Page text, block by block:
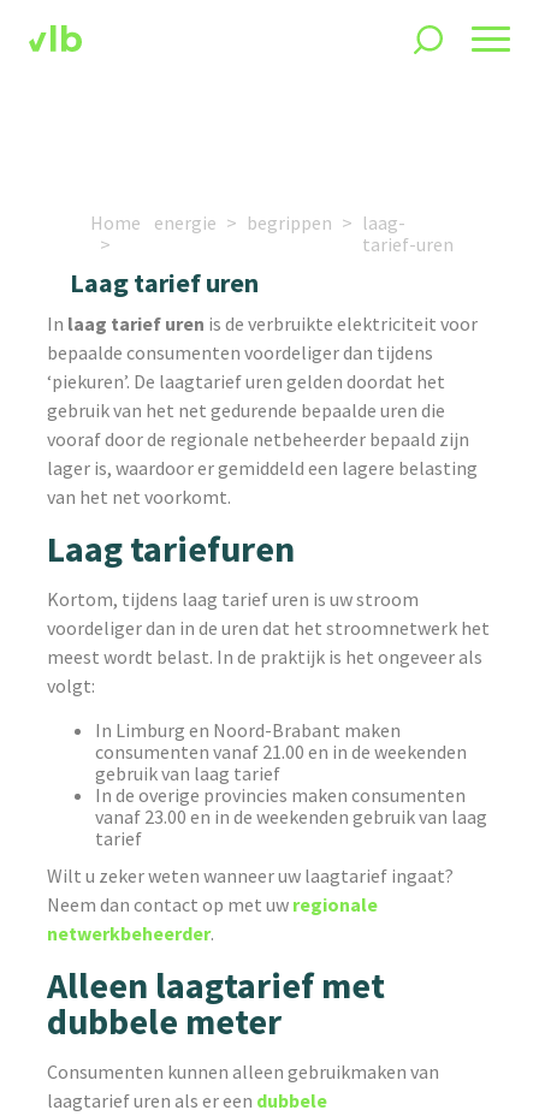
Home energie begrippen
laag-
tarief-uren
Laag tarief uren
In laag tarief uren is de verbruikte elektriciteit voor
bepaalde consumenten voordeliger dan tijdens
‘piekuren’. De laagtarief uren gelden doordat het
gebruik van het net gedurende bepaalde uren die
vooraf door de regionale netbeheerder bepaald zijn
lager is, waardoor er gemiddeld een lagere belasting
van het net voorkomt.
Laag tariefuren
Kortom, tijdens laag tarief uren is uw stroom
voordeliger dan in de uren dat het stroomnetwerk het
meest wordt belast. In de praktijk is het ongeveer als
volgt:
In Limburg en Noord-Brabant maken
consumenten vanaf 21.00 en in de weekenden
gebruik van laag tarief
In de overige provincies maken consumenten
vanaf 23.00 en in de weekenden gebruik van laag
tarief
Wilt u zeker weten wanneer uw laagtarief ingaat?
Neem dan contact op met uw regionale
netwerkbeheerder.
Alleen laagtarief met
dubbele meter
Consumenten kunnen alleen gebruikmaken van
laagtarief uren als er een dubbele